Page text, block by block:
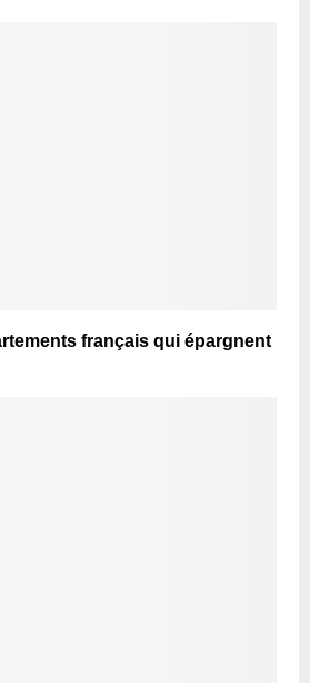
français qui épargnent